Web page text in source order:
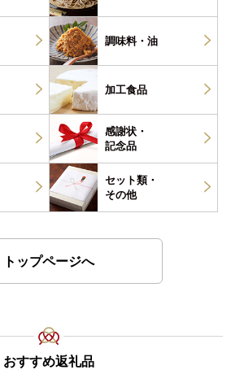
調味料・ 油
加工食品
感謝状・
記念品
セット類・
その他
トップページへ
おすすめ返礼品